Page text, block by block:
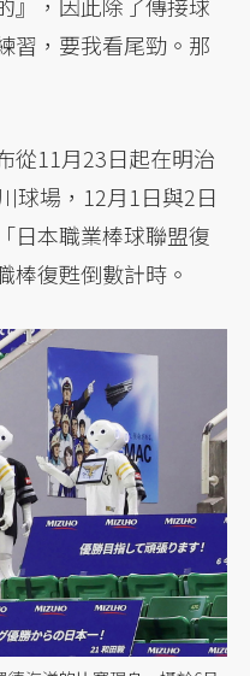
習，要我看尾勁。那
從11月23日起在明治
球場，12月1日與2日
日本職業棒球聯盟復
棒復甦倒數計時。